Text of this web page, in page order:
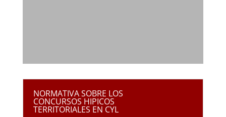
NORMATIVA SOBRE LOS
CONCURSOS HIPICOS
TERRITORIALES EN CYL